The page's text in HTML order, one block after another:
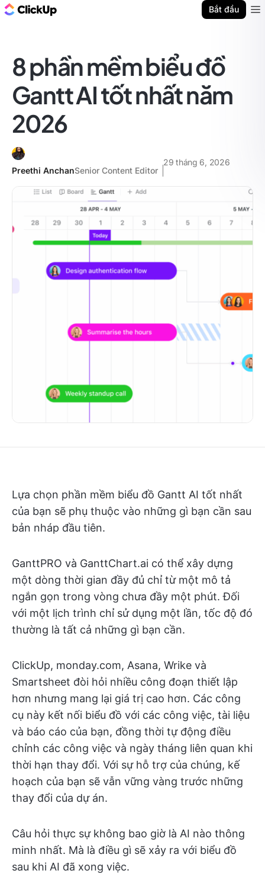
Bắt đầu
8 phần mềm biểu đồ
Gantt AI tốt nhất năm
2026
Preethi AnchanSenior Content Editor
29 tháng 6, 2026
Lựa chọn phần mềm biểu đồ Gantt AI tốt nhất
của bạn sẽ phụ thuộc vào những gì bạn cần sau
bản nháp đầu tiên.
GanttPRO và GanttChart.ai có thể xây dựng
một dòng thời gian đầy đủ chỉ từ một mô tả
ngắn gọn trong vòng chưa đầy một phút. Đối
với một lịch trình chỉ sử dụng một lần, tốc độ đó
thường là tất cả những gì bạn cần.
ClickUp, monday.com, Asana, Wrike và
Smartsheet đòi hỏi nhiều công đoạn thiết lập
hơn nhưng mang lại giá trị cao hơn. Các công
cụ này kết nối biểu đồ với các công việc, tài liệu
và báo cáo của bạn, đồng thời tự động điều
chỉnh các công việc và ngày tháng liên quan khi
thời hạn thay đổi. Với sự hỗ trợ của chúng, kế
hoạch của bạn sẽ vẫn vững vàng trước những
thay đổi của dự án.
Câu hỏi thực sự không bao giờ là AI nào thông
minh nhất. Mà là điều gì sẽ xảy ra với biểu đồ
sau khi AI đã xong việc.